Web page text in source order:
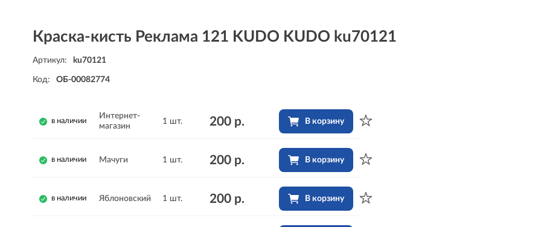
Краска-кисть Реклама 121 KUDO KUDO ku70121
Артикул: ku70121
Код: ОБ-00082774
в наличии
Интернет-
магазин
1 шт. 200 р. В корзину
в наличии Мачуги 1 шт. 200 р. В корзину
в наличии Яблоновский 1 шт. 200 р. В корзину